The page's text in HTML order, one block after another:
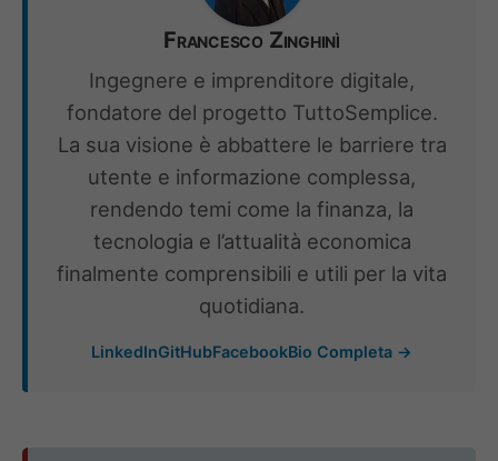
Francesco Zinghinì
Ingegnere e imprenditore digitale,
fondatore del progetto TuttoSemplice.
La sua visione è abbattere le barriere tra
utente e informazione complessa,
rendendo temi come la finanza, la
tecnologia e l’attualità economica
finalmente comprensibili e utili per la vita
quotidiana.
LinkedInGitHubFacebookBio Completa →